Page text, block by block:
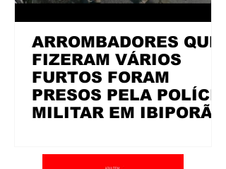
ARROMBADORES QUE
FIZERAM VÁRIOS
FURTOS FORAM
PRESOS PELA POLÍCIA
MILITAR EM IBIPORÃ